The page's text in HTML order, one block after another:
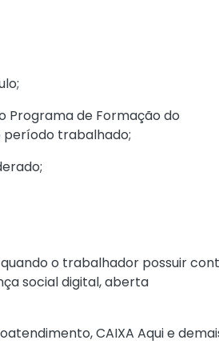
Programa de Formação do
período trabalhado;
o trabalhador possuir
social digital, aberta
CAIXA Aqui e